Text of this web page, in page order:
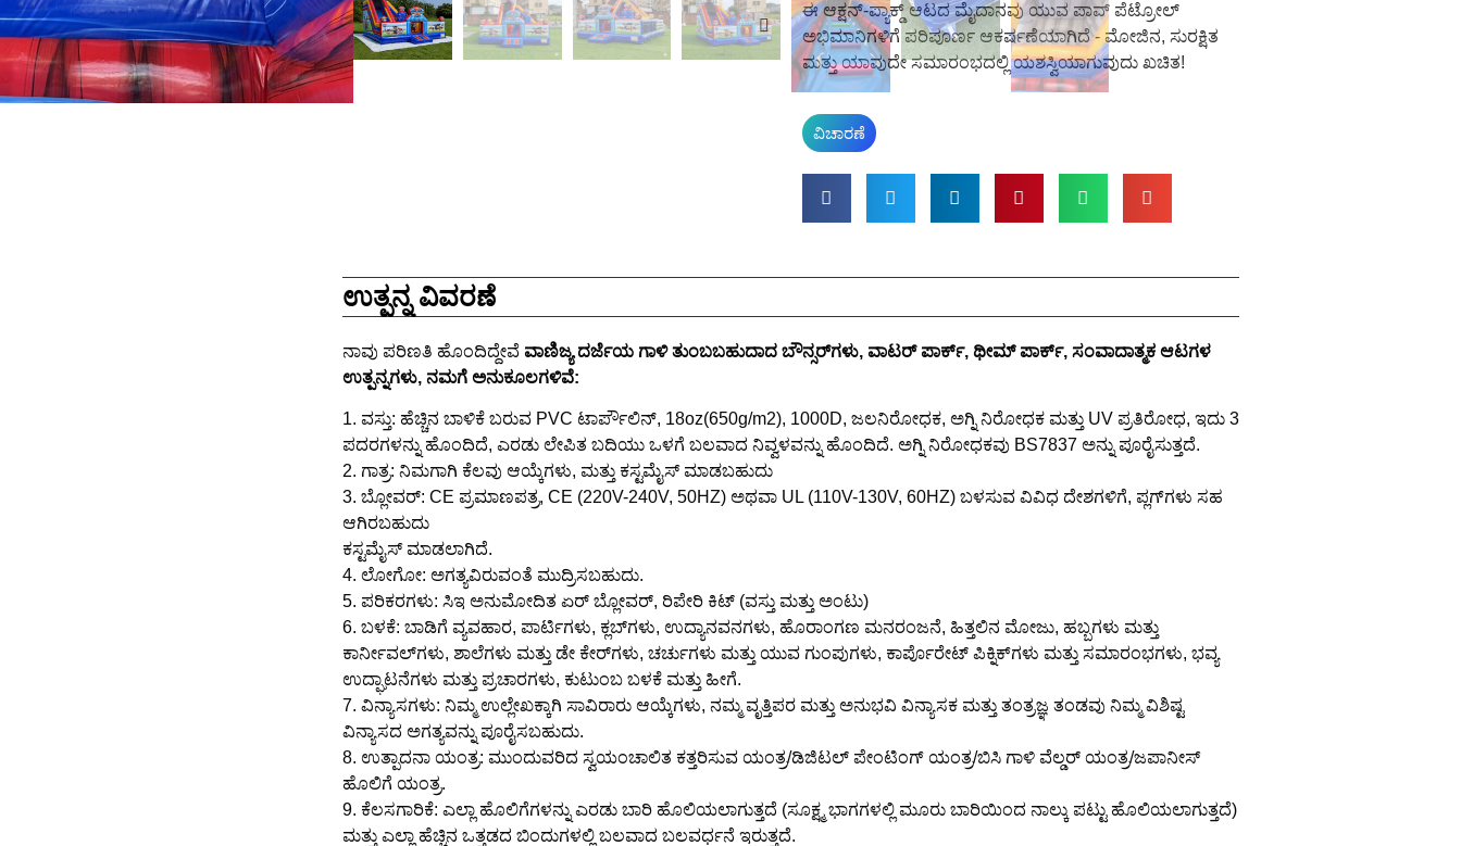
ಈ ಆಕ್ಷನ್-ಪ್ಯಾಕ್ಡ್ ಆಟದ ಮೈದಾನವು ಯುವ ಪಾವ್ ಪೆಟ್ರೋಲ್
ಅಭಿಮಾನಿಗಳಿಗೆ ಪರಿಪೂರ್ಣ ಆಕರ್ಷಣೆಯಾಗಿದೆ - ಮೋಜಿನ, ಸುರಕ್ಷಿತ
ಮತ್ತು ಯಾವುದೇ ಸಮಾರಂಭದಲ್ಲಿ ಯಶಸ್ವಿಯಾಗುವುದು ಖಚಿತ!
ವಿಚಾರಣೆ
ಉತ್ಪನ್ನ ವಿವರಣೆ
ನಾವು ಪರಿಣತಿ ಹೊಂದಿದ್ದೇವೆ ವಾಣಿಜ್ಯ ದರ್ಜೆಯ ಗಾಳಿ ತುಂಬಬಹುದಾದ ಬೌನ್ಸರ್‌ಗಳು, ವಾಟರ್ ಪಾರ್ಕ್, ಥೀಮ್ ಪಾರ್ಕ್, ಸಂವಾದಾತ್ಮಕ ಆಟಗಳ
ಉತ್ಪನ್ನಗಳು, ನಮಗೆ ಅನುಕೂಲಗಳಿವೆ:
1. ವಸ್ತು: ಹೆಚ್ಚಿನ ಬಾಳಿಕೆ ಬರುವ PVC ಟಾರ್ಪೌಲಿನ್, 18oz(650g/m2), 1000D, ಜಲನಿರೋಧಕ, ಅಗ್ನಿ ನಿರೋಧಕ ಮತ್ತು UV ಪ್ರತಿರೋಧ, ಇದು 3
ಪದರಗಳನ್ನು ಹೊಂದಿದೆ, ಎರಡು ಲೇಪಿತ ಬದಿಯು ಒಳಗೆ ಬಲವಾದ ನಿವ್ವಳವನ್ನು ಹೊಂದಿದೆ. ಅಗ್ನಿ ನಿರೋಧಕವು BS7837 ಅನ್ನು ಪೂರೈಸುತ್ತದೆ.
2. ಗಾತ್ರ: ನಿಮಗಾಗಿ ಕೆಲವು ಆಯ್ಕೆಗಳು, ಮತ್ತು ಕಸ್ಟಮೈಸ್ ಮಾಡಬಹುದು
3. ಬ್ಲೋವರ್: CE ಪ್ರಮಾಣಪತ್ರ, CE (220V-240V, 50HZ) ಅಥವಾ UL (110V-130V, 60HZ) ಬಳಸುವ ವಿವಿಧ ದೇಶಗಳಿಗೆ, ಪ್ಲಗ್‌ಗಳು ಸಹ
ಆಗಿರಬಹುದು
ಕಸ್ಟಮೈಸ್ ಮಾಡಲಾಗಿದೆ.
4. ಲೋಗೋ: ಅಗತ್ಯವಿರುವಂತೆ ಮುದ್ರಿಸಬಹುದು.
5. ಪರಿಕರಗಳು: ಸಿಇ ಅನುಮೋದಿತ ಏರ್ ಬ್ಲೋವರ್, ರಿಪೇರಿ ಕಿಟ್ (ವಸ್ತು ಮತ್ತು ಅಂಟು)
6. ಬಳಕೆ: ಬಾಡಿಗೆ ವ್ಯವಹಾರ, ಪಾರ್ಟಿಗಳು, ಕ್ಲಬ್‌ಗಳು, ಉದ್ಯಾನವನಗಳು, ಹೊರಾಂಗಣ ಮನರಂಜನೆ, ಹಿತ್ತಲಿನ ಮೋಜು, ಹಬ್ಬಗಳು ಮತ್ತು
ಕಾರ್ನೀವಲ್‌ಗಳು, ಶಾಲೆಗಳು ಮತ್ತು ಡೇ ಕೇರ್‌ಗಳು, ಚರ್ಚುಗಳು ಮತ್ತು ಯುವ ಗುಂಪುಗಳು, ಕಾರ್ಪೊರೇಟ್ ಪಿಕ್ನಿಕ್‌ಗಳು ಮತ್ತು ಸಮಾರಂಭಗಳು, ಭವ್ಯ
ಉದ್ಘಾಟನೆಗಳು ಮತ್ತು ಪ್ರಚಾರಗಳು, ಕುಟುಂಬ ಬಳಕೆ ಮತ್ತು ಹೀಗೆ.
7. ವಿನ್ಯಾಸಗಳು: ನಿಮ್ಮ ಉಲ್ಲೇಖಕ್ಕಾಗಿ ಸಾವಿರಾರು ಆಯ್ಕೆಗಳು, ನಮ್ಮ ವೃತ್ತಿಪರ ಮತ್ತು ಅನುಭವಿ ವಿನ್ಯಾಸಕ ಮತ್ತು ತಂತ್ರಜ್ಞ ತಂಡವು ನಿಮ್ಮ ವಿಶಿಷ್ಟ
ವಿನ್ಯಾಸದ ಅಗತ್ಯವನ್ನು ಪೂರೈಸಬಹುದು.
8. ಉತ್ಪಾದನಾ ಯಂತ್ರ: ಮುಂದುವರಿದ ಸ್ವಯಂಚಾಲಿತ ಕತ್ತರಿಸುವ ಯಂತ್ರ/ಡಿಜಿಟಲ್ ಪೇಂಟಿಂಗ್ ಯಂತ್ರ/ಬಿಸಿ ಗಾಳಿ ವೆಲ್ಡರ್ ಯಂತ್ರ/ಜಪಾನೀಸ್
ಹೊಲಿಗೆ ಯಂತ್ರ.
9. ಕೆಲಸಗಾರಿಕೆ: ಎಲ್ಲಾ ಹೊಲಿಗೆಗಳನ್ನು ಎರಡು ಬಾರಿ ಹೊಲಿಯಲಾಗುತ್ತದೆ (ಸೂಕ್ಷ್ಮ ಭಾಗಗಳಲ್ಲಿ ಮೂರು ಬಾರಿಯಿಂದ ನಾಲ್ಕು ಪಟ್ಟು ಹೊಲಿಯಲಾಗುತ್ತದೆ)
ಮತ್ತು ಎಲ್ಲಾ ಹೆಚ್ಚಿನ ಒತ್ತಡದ ಬಿಂದುಗಳಲ್ಲಿ ಬಲವಾದ ಬಲವರ್ಧನೆ ಇರುತ್ತದೆ.